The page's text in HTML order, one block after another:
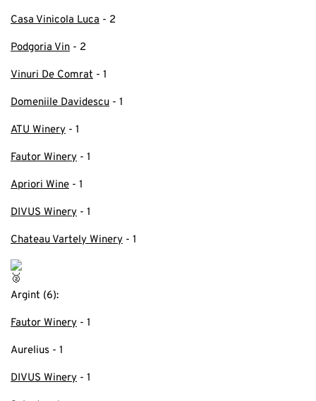
Casa Vinicola Luca - 2
Podgoria Vin - 2
Vinuri De Comrat - 1
Domeniile Davidescu - 1
ATU Winery - 1
Fautor Winery - 1
Apriori Wine - 1
DIVUS Winery - 1
Chateau Vartely Winery - 1
Argint (6):
Fautor Winery - 1
Aurelius - 1
DIVUS Winery - 1